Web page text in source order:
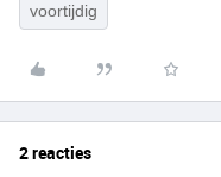
voortijdig
2 reacties